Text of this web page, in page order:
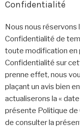
Confidentialité
Nous nous réservons
Confidentialité de
toute modification en
Confidentialité sur
prenne effet, nous
plaçant un avis bien
actualiserons la «
présente Politique de
de consulter la